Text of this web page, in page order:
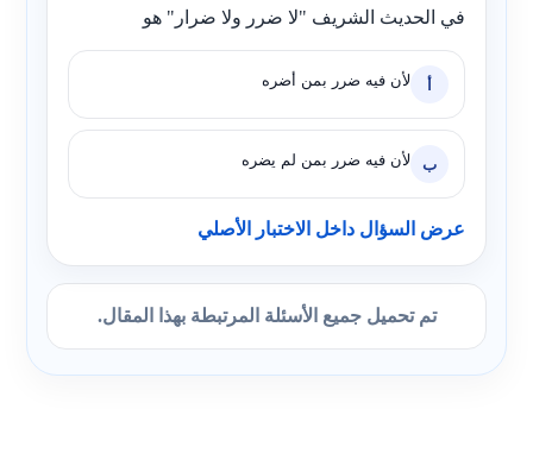
في الحديث الشريف "لا ضرر ولا ضرار" هو
أ لأن فيه ضرر بمن أضره
ب لأن فيه ضرر بمن لم يضره
عرض السؤال داخل الاختبار الأصلي
تم تحميل جميع الأسئلة المرتبطة بهذا المقال.